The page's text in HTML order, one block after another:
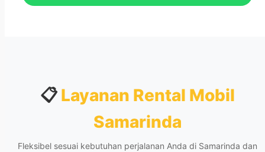
📋 Layanan Rental Mobil
Samarinda
Fleksibel sesuai kebutuhan perjalanan Anda di Samarinda dan